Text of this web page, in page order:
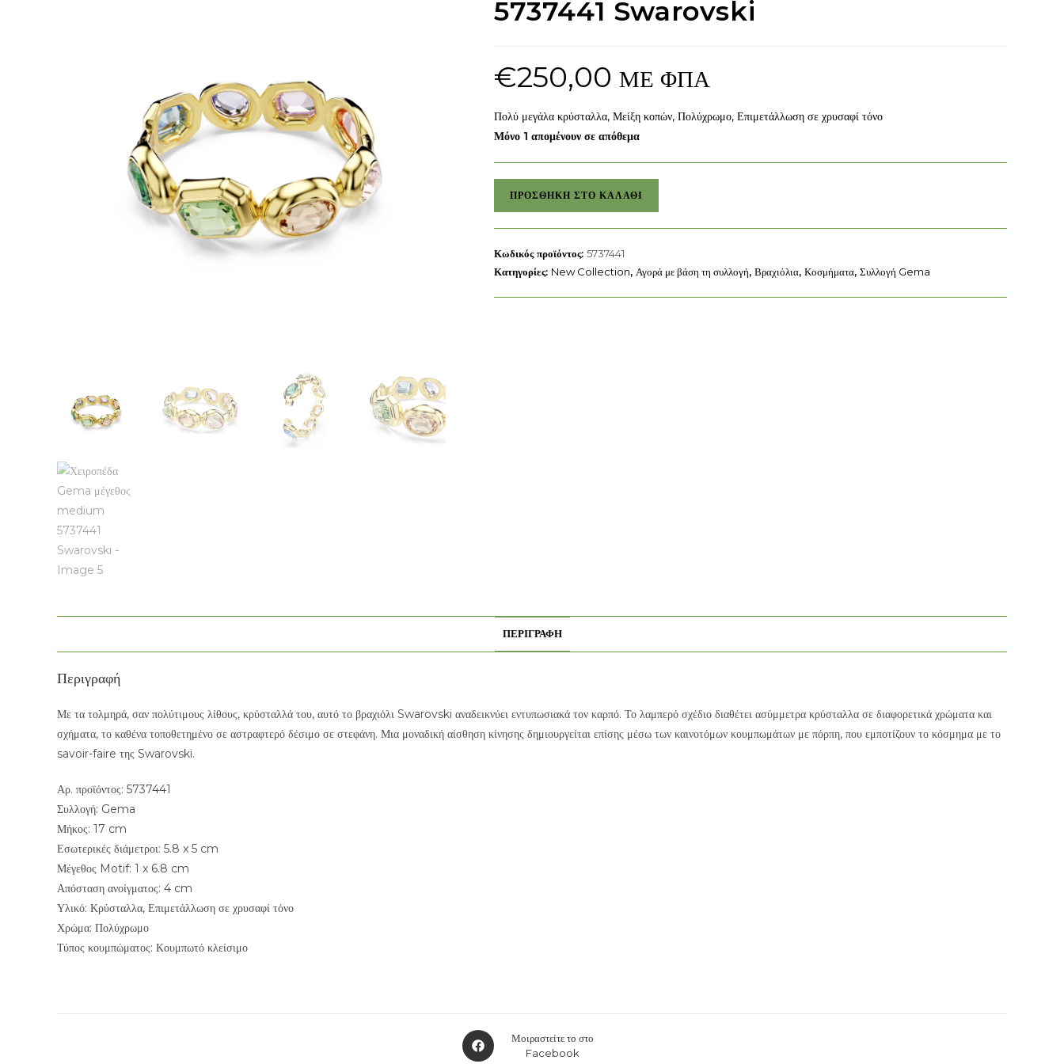
5737441 Swarovski
€250,00 ΜΕ ΦΠΑ
Πολύ μεγάλα κρύσταλλα, Μείξη κοπών, Πολύχρωμο, Επιμετάλλωση σε χρυσαφί τόνο
Μόνο 1 απομένουν σε απόθεμα
μέγεθος
medium
5737441
ΠΡΟΣΘΉΚΗ ΣΤΟ ΚΑΛΆΘΙ
Κωδικός προϊόντος: 5737441
Κατηγορίες: New Collection, Αγορά με βάση τη συλλογή, Βραχιόλια, Κοσμήματα, Συλλογή Gema
ΠΕΡΙΓΡΑΦΉ
Περιγραφή
Με τα τολμηρά, σαν πολύτιμους λίθους, κρύσταλλά του, αυτό το βραχιόλι Swarovski αναδεικνύει εντυπωσιακά τον καρπό. Το λαμπερό σχέδιο διαθέτει ασύμμετρα κρύσταλλα σε διαφορετικά χρώματα και
σχήματα, το καθένα τοποθετημένο σε αστραφτερό δέσιμο σε στεφάνη. Μια μοναδική αίσθηση κίνησης δημιουργείται επίσης μέσω των καινοτόμων κουμπωμάτων με πόρπη, που εμποτίζουν το κόσμημα με το
savoir-faire της Swarovski.
Αρ. προϊόντος: 5737441
Συλλογή: Gema
Μήκος: 17 cm
Εσωτερικές διάμετροι: 5.8 x 5 cm
Μέγεθος Motif: 1 x 6.8 cm
Απόσταση ανοίγματος: 4 cm
Υλικό: Κρύσταλλα, Επιμετάλλωση σε χρυσαφί τόνο
Χρώμα: Πολύχρωμο
Τύπος κουμπώματος: Κουμπωτό κλείσιμο
Opens
in
Μοιραστείτε το στο
Facebook